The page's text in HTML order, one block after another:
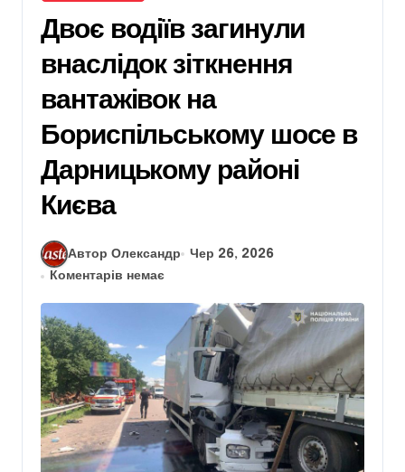
Двоє водіїв загинули
внаслідок зіткнення
вантажівок на
Бориспільському шосе в
Дарницькому районі
Києва
Автор Олександр
Чер 26, 2026
Коментарів немає